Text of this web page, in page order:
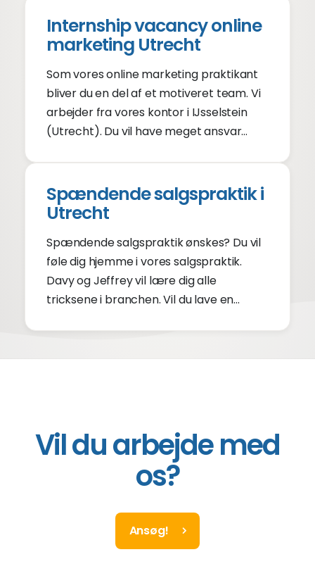
seniorudvikler.
Internship vacancy online
marketing Utrecht
Som vores online marketing praktikant
bliver du en del af et motiveret team. Vi
arbejder fra vores kontor i IJsselstein
(Utrecht). Du vil have meget ansvar
lære det hele.
Spændende salgspraktik i
Utrecht
Spændende salgspraktik ønskes? Du vil
føle dig hjemme i vores salgspraktik.
Davy og Jeffrey vil lære dig alle
tricksene i branchen. Vil du lave en
invitere dig til en introduktion inden for 2
Vil du arbejde med
os?
Ansøg!